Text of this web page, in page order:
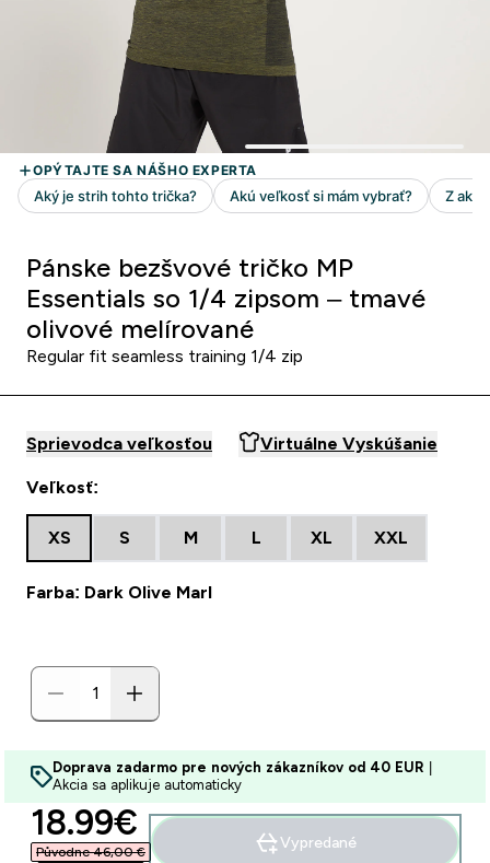
Pánske bezšvové tričko MP
Essentials so 1/4 zipsom – tmavé
olivové melírované
Regular fit seamless training 1/4 zip
Sprievodca veľkosťou Virtuálne Vyskúšanie
Veľkosť:
XS S M L XL XXL
Farba: Dark Olive Marl
Doprava zadarmo pre nových zákazníkov od 40 EUR
Akcia sa aplikuje automaticky
discounted price
18.99€‎
Původne 46,00 €‎
Vypredané